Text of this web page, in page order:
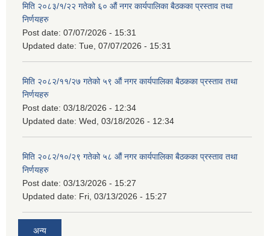
मिति २०८३/१/२२ गतेको ६० औं नगर कार्यपालिका बैठकका प्रस्ताव तथा
निर्णयहरु
Post date: 07/07/2026 - 15:31
Updated date: Tue, 07/07/2026 - 15:31
मिति २०८२/११/२७ गतेको ५९ औं नगर कार्यपालिका बैठकका प्रस्ताव तथा
निर्णयहरु
Post date: 03/18/2026 - 12:34
Updated date: Wed, 03/18/2026 - 12:34
मिति २०८२/१०/२९ गतेको ५८ औं नगर कार्यपालिका बैठकका प्रस्ताव तथा
निर्णयहरु
Post date: 03/13/2026 - 15:27
Updated date: Fri, 03/13/2026 - 15:27
अन्य